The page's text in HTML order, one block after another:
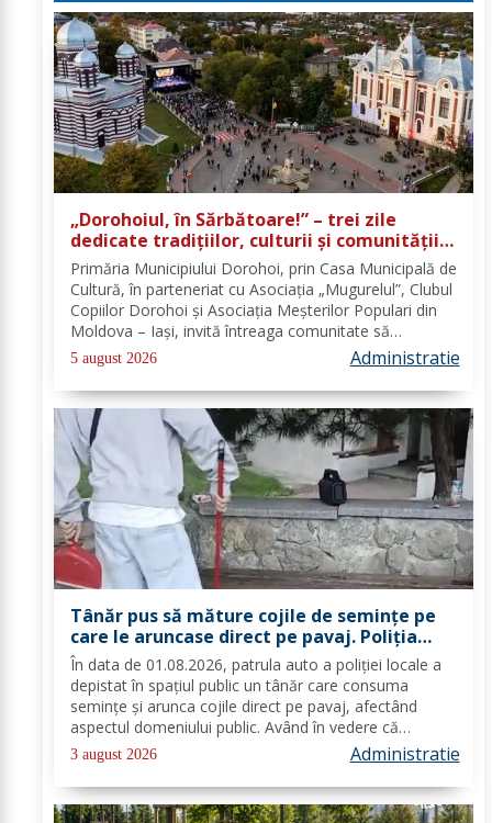
„Dorohoiul, în Sărbătoare!” – trei zile
dedicate tradițiilor, culturii și comunității
Trei tradiții. Un singur eveniment. O
singură sărbătoare!
Primăria Municipiului Dorohoi, prin Casa Municipală de
Cultură, în parteneriat cu Asociația „Mugurelul”, Clubul
Copiilor Dorohoi și Asociația Meșterilor Populari din
Moldova – Iași, invită întreaga comunitate să
participe, în perioada 28–30 august 2026, la
evenimentul „Dorohoiul, în Sărbătoare!”....
5 august 2026 Administratie
Tânăr pus să măture cojile de seminţe pe
care le aruncase direct pe pavaj. Poliţia
Locală Dorohoi: Respectul față de spațiul
comun trebuie să fie o prioritate pentru
fiecare dintre noi”
În data de 01.08.2026, patrula auto a poliției locale a
depistat în spațiul public un tânăr care consuma
semințe și arunca cojile direct pe pavaj, afectând
aspectul domeniului public. Având în vedere că
prioritatea Poliției Locale este prevenția și educarea
spiritului civic, polițiștii l-au...
3 august 2026 Administratie